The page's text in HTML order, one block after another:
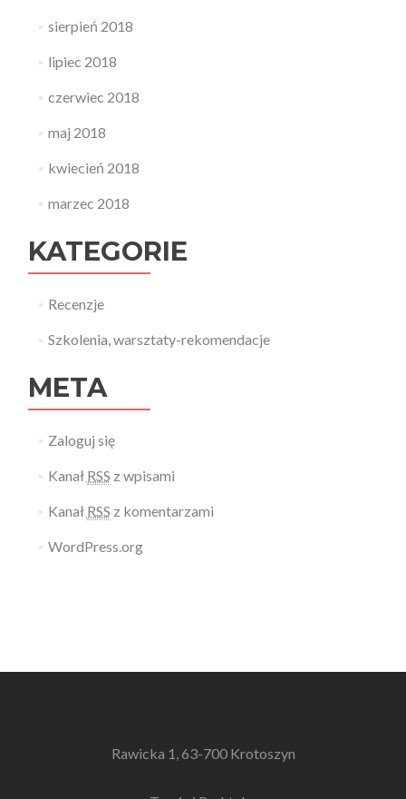
sierpień 2018
lipiec 2018
czerwiec 2018
maj 2018
kwiecień 2018
marzec 2018
KATEGORIE
Recenzje
Szkolenia, warsztaty-rekomendacje
META
Zaloguj się
Kanał RSS z wpisami
Kanał RSS z komentarzami
WordPress.org
Rawicka 1, 63-700 Krotoszyn